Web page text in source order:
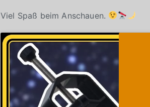
Viel Spaß beim Anschauen.